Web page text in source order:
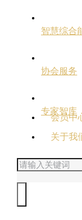
智慧综合
协会服务
专家智库
会员中
关于我